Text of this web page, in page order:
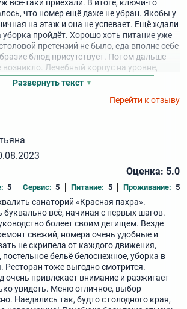
все-таки приехали. В итоге, ключи-то
что номер ещё даже не убран. Якобы у
на этаж и она не успевает. Ещё ждали
уборка пройдёт. Хорошо хоть питание уже
претензий не было, еда вполне себе
блюд присутствует. Потом дальше
Лечебный корпус на уровне,
профессиональный. В целом пойдёт.
Развернуть текст
Перейти к отзыву
Оценка: 5.0
5 Сервис: 5 Питание: 5 Проживание: 5
санаторий «Красная пахра».
буквально всё, начиная с первых шагов.
болеет своим детищем. Везде
свежий, номера очень удобные и
не скрипела от каждого движения,
бельё белоснежное, уборка в
Ресторан тоже выгодно смотрится.
очень привлекает внимание и разжигает
увидеть. Меню отличное, выбор
Наедались так, будто с голодного края,